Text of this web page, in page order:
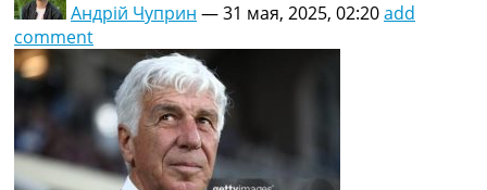
Андрій Чуприн —31 мая, 2025, 02:20add
comment